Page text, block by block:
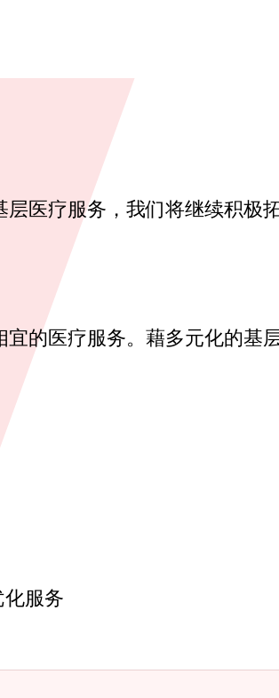
医疗服务，我们将继续积极
的医疗服务。藉多元化的基
服务